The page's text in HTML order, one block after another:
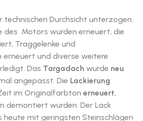
technischen Durchsicht unterzogen.
des Motors wurden erneuert, die
Traggelenke und
und diverse weitere
Das Targadach wurde neu
angepasst. Die Lackierung
im Originalfarbton erneuert,
demontiert wurden. Der Lack
heute mit geringsten Steinschlägen